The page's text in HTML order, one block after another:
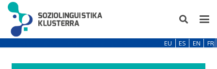
EU ES EN FR